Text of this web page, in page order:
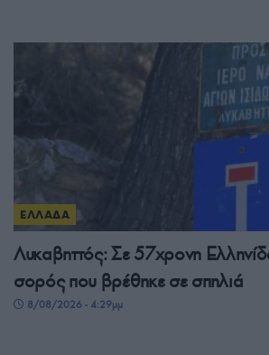
ΕΛΛΑΔΑ
Λυκαβηττός: Σε 57χρονη
σορός που βρέθηκε σε σπηλιά
8/08/2026 - 4:29μμ